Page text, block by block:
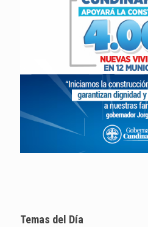
Temas del Día